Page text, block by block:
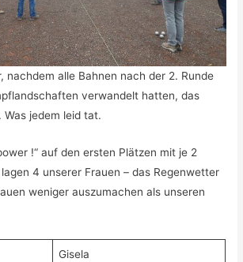
nachdem alle Bahnen nach der 2. Runde
verwandelt hatten, das
jedem leid tat.
!“ auf den ersten Plätzen mit je 2
4 unserer Frauen – das Regenwetter
weniger auszumachen als unseren
Gisela